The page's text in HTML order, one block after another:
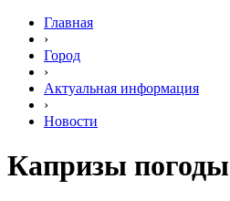
Главная
›
Город
›
Актуальная информация
›
Новости
Капризы погоды